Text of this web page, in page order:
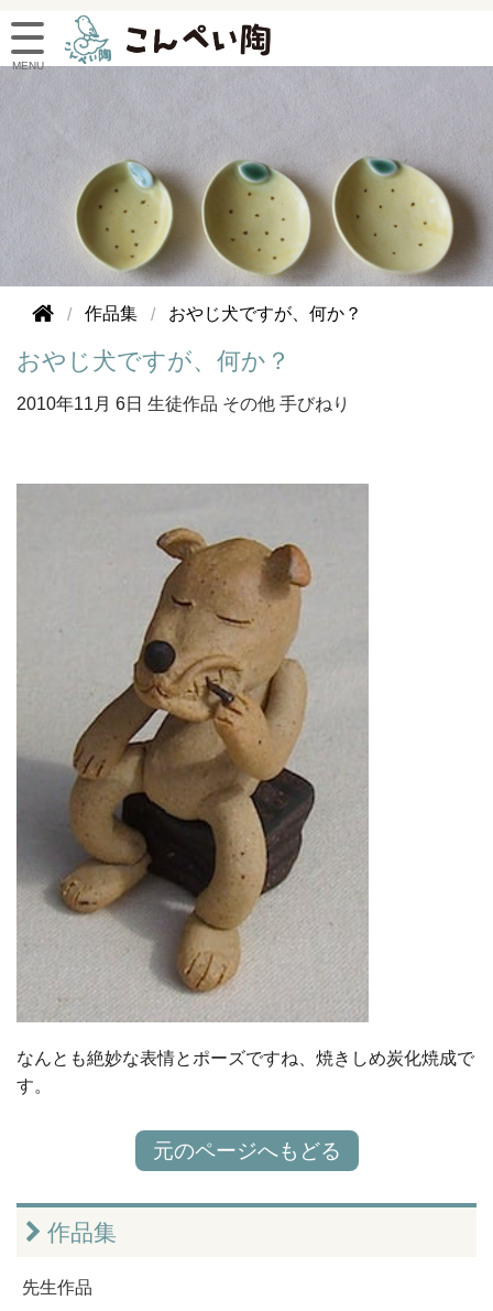
作品集 おやじ犬ですが、何か？
おやじ犬ですが、何か？
2010年11月 6日 生徒作品 その他 手びねり
なんとも絶妙な表情とポーズですね、焼きしめ炭化焼成で
す。
元のページへもどる
作品集
先生作品